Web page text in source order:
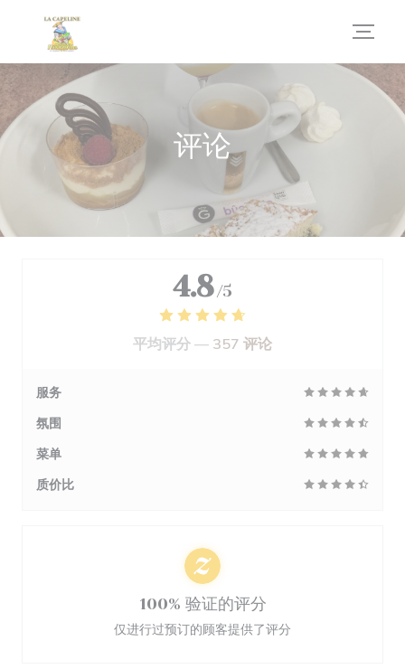
评论
4.8 /5
平均评分 — 357 评论
服务
氛围
菜单
质价比
100% 验证的评分
仅进行过预订的顾客提供了评分